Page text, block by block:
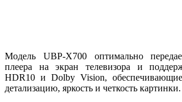
Модель UBP-X700 оптимально
плеера на экран телевизора и
HDR10 и Dolby Vision,
детализацию, яркость и четкость картинки.